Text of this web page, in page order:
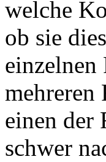
welche
ob sie
mehreren
einen der
schwer